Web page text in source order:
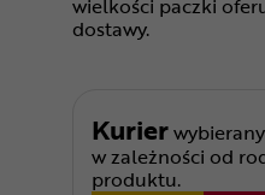
wielkości paczki
dostawy.
Kurier
w zależności od
produktu.